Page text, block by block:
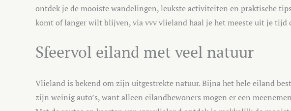
ontdek je de mooiste wandelingen, leukste activiteiten en praktische
komt of langer wilt blijven, via vvv vlieland haal je het meeste uit je tijd
Sfeervol eiland met veel natuur
Vlieland is bekend om zijn uitgestrekte natuur. Bijna het hele eiland
zijn weinig auto’s, want alleen eilandbewoners mogen er een